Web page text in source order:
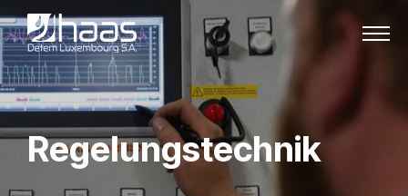
Zum Inhalt springen
Regelungstechnik